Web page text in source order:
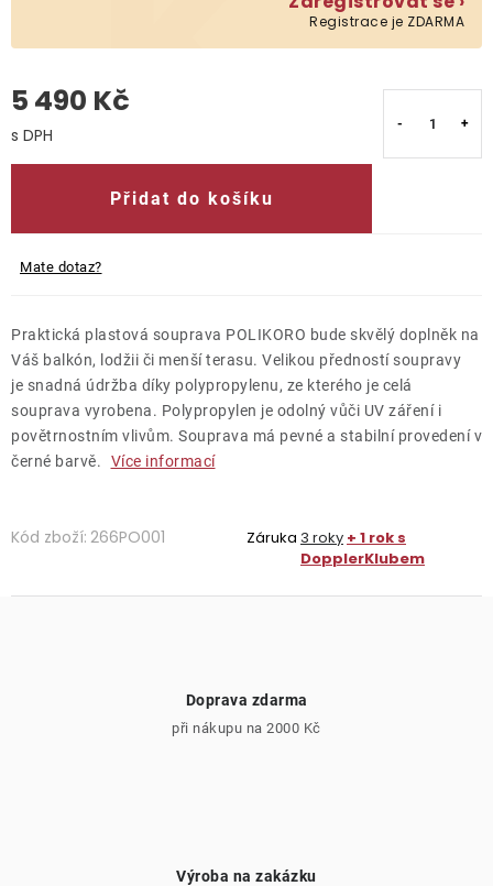
Registrace je ZDARMA
5 490 Kč
Přidat do košíku
Mate dotaz?
Praktická plastová souprava POLIKORO bude skvělý doplněk na
Váš balkón, lodžii či menší terasu. Velikou předností soupravy
je snadná údržba díky polypropylenu, ze kterého je celá
souprava vyrobena. Polypropylen je odolný vůči UV záření i
povětrnostním vlivům. Souprava má pevné a stabilní provedení v
černé barvě.
Více informací
Kód zboží: 266PO001 Záruka 3 roky + 1 rok s
DopplerKlubem
Doprava zdarma
při nákupu na 2000 Kč
Výroba na zakázku